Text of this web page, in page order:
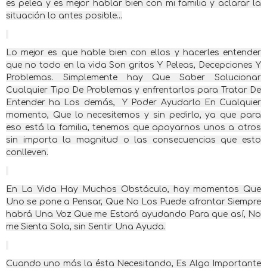
es pelea y es mejor hablar bien con mi familia y aclarar la
situación lo antes posible...
Lo mejor es que hable bien con ellos y hacerles entender
que no todo en la vida Son gritos Y Peleas, Decepciones Y
Problemas. Simplemente hay Que Saber Solucionar
Cualquier Tipo De Problemas y enfrentarlos para Tratar De
Entender ha Los demás, Y Poder Ayudarlo En Cualquier
momento, Que lo necesitemos y sin pedirlo, ya que para
eso está la familia, tenemos que apoyarnos unos a otros
sin importa la magnitud o las consecuencias que esto
conlleven.
En La Vida Hay Muchos Obstáculo, hay momentos Que
Uno se pone a Pensar, Que No Los Puede afrontar Siempre
habrá Una Voz Que me Estará ayudando Para que así, No
me Sienta Sola, sin Sentir Una Ayuda.
Cuando uno más la ésta Necesitando, Es Algo Importante